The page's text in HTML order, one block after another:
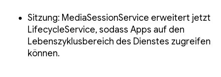
Sitzung: MediaSessionService erweitert jetzt
LifecycleService, sodass Apps auf den
Lebenszyklusbereich des Dienstes zugreifen
können.